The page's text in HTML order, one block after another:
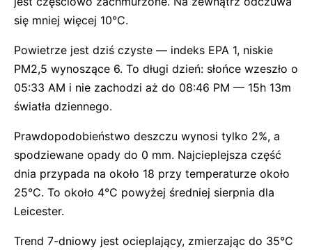
się mniej więcej 10°C.
Powietrze jest dziś czyste — indeks EPA 1, niskie
PM2,5 wynoszące 6. To długi dzień: słońce wzeszło o
05:33 AM i nie zachodzi aż do 08:46 PM — 15h 13m
światła dziennego.
Prawdopodobieństwo deszczu wynosi tylko 2%, a
spodziewane opady do 0 mm. Najcieplejsza część
dnia przypada na około 18 przy temperaturze około
25°C. To około 4°C powyżej średniej sierpnia dla
Leicester.
Trend 7-dniowy jest ocieplający, zmierzając do 35°C